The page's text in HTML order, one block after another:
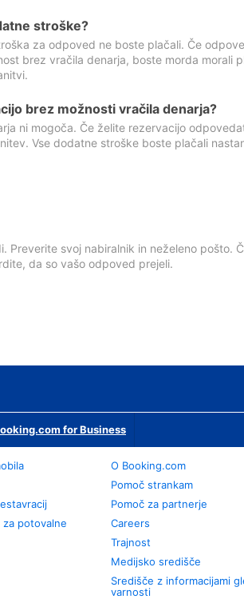
stroške?
za odpoved ne boste plačali. Če
brez vračila denarja, boste morda morali
brez možnosti vračila denarja?
ni mogoča. Če želite rezervacijo
Vse dodatne stroške boste plačali
svoj nabiralnik in neželeno pošto.
da so vašo odpoved prejeli.
for Business
za potovalne
O Booking.com
Pomoč strankam
Pomoč za partnerje
Careers
Trajnost
Medijsko središče
Središče z informacijami
varnosti